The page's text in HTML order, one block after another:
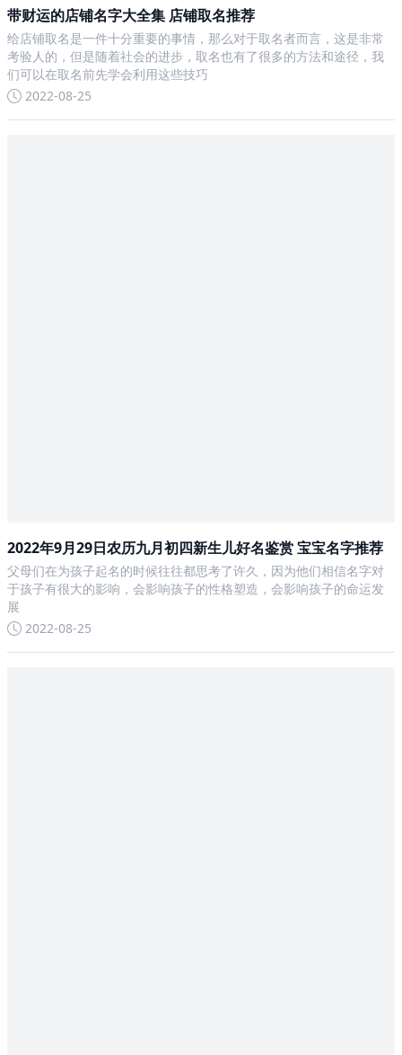
带财运的店铺名字大全集 店铺取名推荐
给店铺取名是一件十分重要的事情，那么对于取名者而言，这是非常
考验人的，但是随着社会的进步，取名也有了很多的方法和途径，我
们可以在取名前先学会利用这些技巧
2022-08-25
2022年9月29日农历九月初四新生儿好名鉴赏 宝宝名字推荐
父母们在为孩子起名的时候往往都思考了许久，因为他们相信名字对
于孩子有很大的影响，会影响孩子的性格塑造，会影响孩子的命运发
展
2022-08-25